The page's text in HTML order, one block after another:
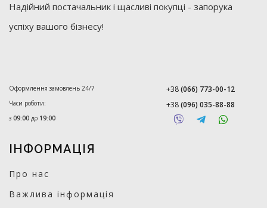
Надійний постачальник і щасливі покупці - запорука
успіху вашого бізнесу!
Оформлення замовлень 24/7
Часи роботи:
з 09:00 до 19:00
+38(066) 773-00-12
+38(096) 035-88-88
ІНФОРМАЦІЯ
Про нас
Важлива інформація